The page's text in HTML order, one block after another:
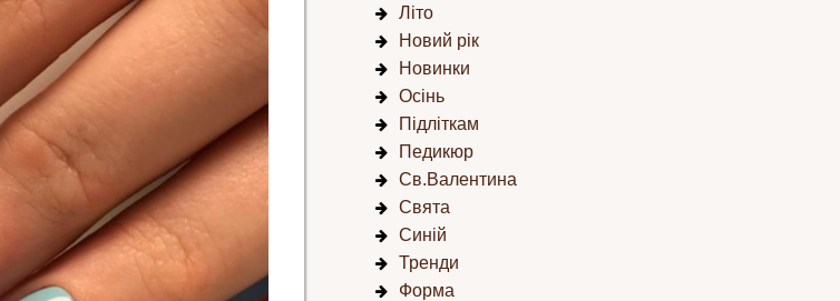
Літо
Новий рік
Новинки
Осінь
Підліткам
Педикюр
Св.Валентина
Свята
Синій
Тренди
Форма